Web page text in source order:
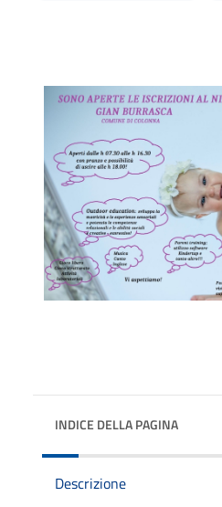
INDICE DELLA PAGINA
Descrizione